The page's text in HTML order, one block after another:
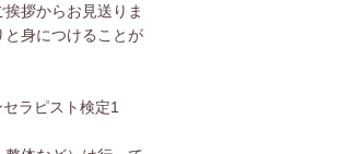
拶からお見送りま
身につけることが
ラピスト検定1